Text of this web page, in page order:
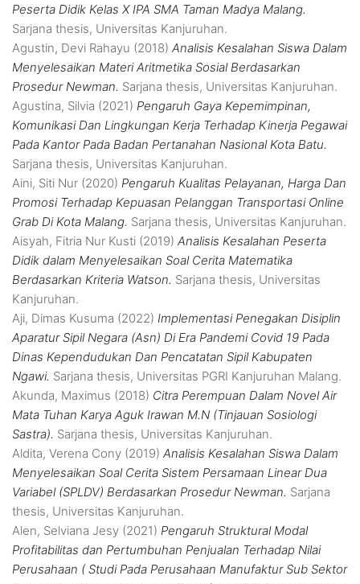
Peserta Didik Kelas X IPA SMA Taman Madya Malang.
Sarjana thesis, Universitas Kanjuruhan.
Agustin, Devi Rahayu (2018) Analisis Kesalahan Siswa Dalam
Menyelesaikan Materi Aritmetika Sosial Berdasarkan
Prosedur Newman. Sarjana thesis, Universitas Kanjuruhan.
Agustina, Silvia (2021) Pengaruh Gaya Kepemimpinan,
Komunikasi Dan Lingkungan Kerja Terhadap Kinerja Pegawai
Pada Kantor Pada Badan Pertanahan Nasional Kota Batu.
Sarjana thesis, Universitas Kanjuruhan.
Aini, Siti Nur (2020) Pengaruh Kualitas Pelayanan, Harga Dan
Promosi Terhadap Kepuasan Pelanggan Transportasi Online
Grab Di Kota Malang. Sarjana thesis, Universitas Kanjuruhan.
Aisyah, Fitria Nur Kusti (2019) Analisis Kesalahan Peserta
Didik dalam Menyelesaikan Soal Cerita Matematika
Berdasarkan Kriteria Watson. Sarjana thesis, Universitas
Kanjuruhan.
Aji, Dimas Kusuma (2022) Implementasi Penegakan Disiplin
Aparatur Sipil Negara (Asn) Di Era Pandemi Covid 19 Pada
Dinas Kependudukan Dan Pencatatan Sipil Kabupaten
Ngawi. Sarjana thesis, Universitas PGRI Kanjuruhan Malang.
Akunda, Maximus (2018) Citra Perempuan Dalam Novel Air
Mata Tuhan Karya Aguk Irawan M.N (Tinjauan Sosiologi
Sastra). Sarjana thesis, Universitas Kanjuruhan.
Aldita, Verena Cony (2019) Analisis Kesalahan Siswa Dalam
Menyelesaikan Soal Cerita Sistem Persamaan Linear Dua
Variabel (SPLDV) Berdasarkan Prosedur Newman. Sarjana
thesis, Universitas Kanjuruhan.
Alen, Selviana Jesy (2021) Pengaruh Struktural Modal
Profitabilitas dan Pertumbuhan Penjualan Terhadap Nilai
Perusahaan ( Studi Pada Perusahaan Manufaktur Sub Sektor